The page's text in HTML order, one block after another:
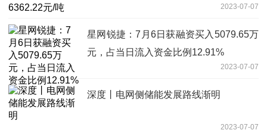
2023-07-07
星网锐捷：7月6日获融资买入5079.65万
元，占当日流入资金比例12.91%
2023-07-07
深度丨电网侧储能发展路线渐明
2023-07-07